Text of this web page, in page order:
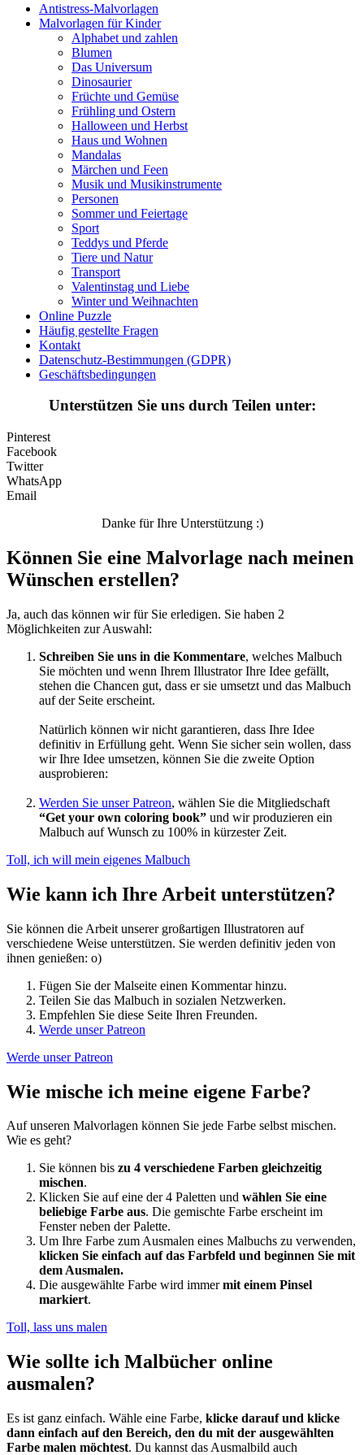
Antistress-Malvorlagen
Malvorlagen für Kinder
Alphabet und zahlen
Blumen
Das Universum
Dinosaurier
Früchte und Gemüse
Frühling und Ostern
Halloween und Herbst
Haus und Wohnen
Mandalas
Märchen und Feen
Musik und Musikinstrumente
Personen
Sommer und Feiertage
Sport
Teddys und Pferde
Tiere und Natur
Transport
Valentinstag und Liebe
Winter und Weihnachten
Online Puzzle
Häufig gestellte Fragen
Kontakt
Datenschutz-Bestimmungen (GDPR)
Geschäftsbedingungen
Unterstützen Sie uns durch Teilen unter:
Pinterest
Facebook
Twitter
WhatsApp
Email
Danke für Ihre Unterstützung :)
Können Sie eine Malvorlage nach meinen
Wünschen erstellen?
Ja, auch das können wir für Sie erledigen. Sie haben 2
Möglichkeiten zur Auswahl:
Schreiben Sie uns in die Kommentare, welches Malbuch
Sie möchten und wenn Ihrem Illustrator Ihre Idee gefällt,
stehen die Chancen gut, dass er sie umsetzt und das Malbuch
auf der Seite erscheint.
Natürlich können wir nicht garantieren, dass Ihre Idee
definitiv in Erfüllung geht. Wenn Sie sicher sein wollen, dass
wir Ihre Idee umsetzen, können Sie die zweite Option
ausprobieren:
Werden Sie unser Patreon, wählen Sie die Mitgliedschaft
“Get your own coloring book” und wir produzieren ein
Malbuch auf Wunsch zu 100% in kürzester Zeit.
Toll, ich will mein eigenes Malbuch
Wie kann ich Ihre Arbeit unterstützen?
Sie können die Arbeit unserer großartigen Illustratoren auf
verschiedene Weise unterstützen. Sie werden definitiv jeden von
ihnen genießen: o)
Fügen Sie der Malseite einen Kommentar hinzu.
Teilen Sie das Malbuch in sozialen Netzwerken.
Empfehlen Sie diese Seite Ihren Freunden.
Werde unser Patreon
Werde unser Patreon
Wie mische ich meine eigene Farbe?
Auf unseren Malvorlagen können Sie jede Farbe selbst mischen.
Wie es geht?
Sie können bis zu 4 verschiedene Farben gleichzeitig
mischen.
Klicken Sie auf eine der 4 Paletten und wählen Sie eine
beliebige Farbe aus. Die gemischte Farbe erscheint im
Fenster neben der Palette.
Um Ihre Farbe zum Ausmalen eines Malbuchs zu verwenden,
klicken Sie einfach auf das Farbfeld und beginnen Sie mit
dem Ausmalen.
Die ausgewählte Farbe wird immermit einem Pinsel
markiert.
Toll, lass uns malen
Wie sollte ich Malbücher online
ausmalen?
Es ist ganz einfach. Wähle eine Farbe, klicke darauf und klicke
dann einfach auf den Bereich, den du mit der ausgewählten
Farbe malen möchtest. Du kannst das Ausmalbild auch